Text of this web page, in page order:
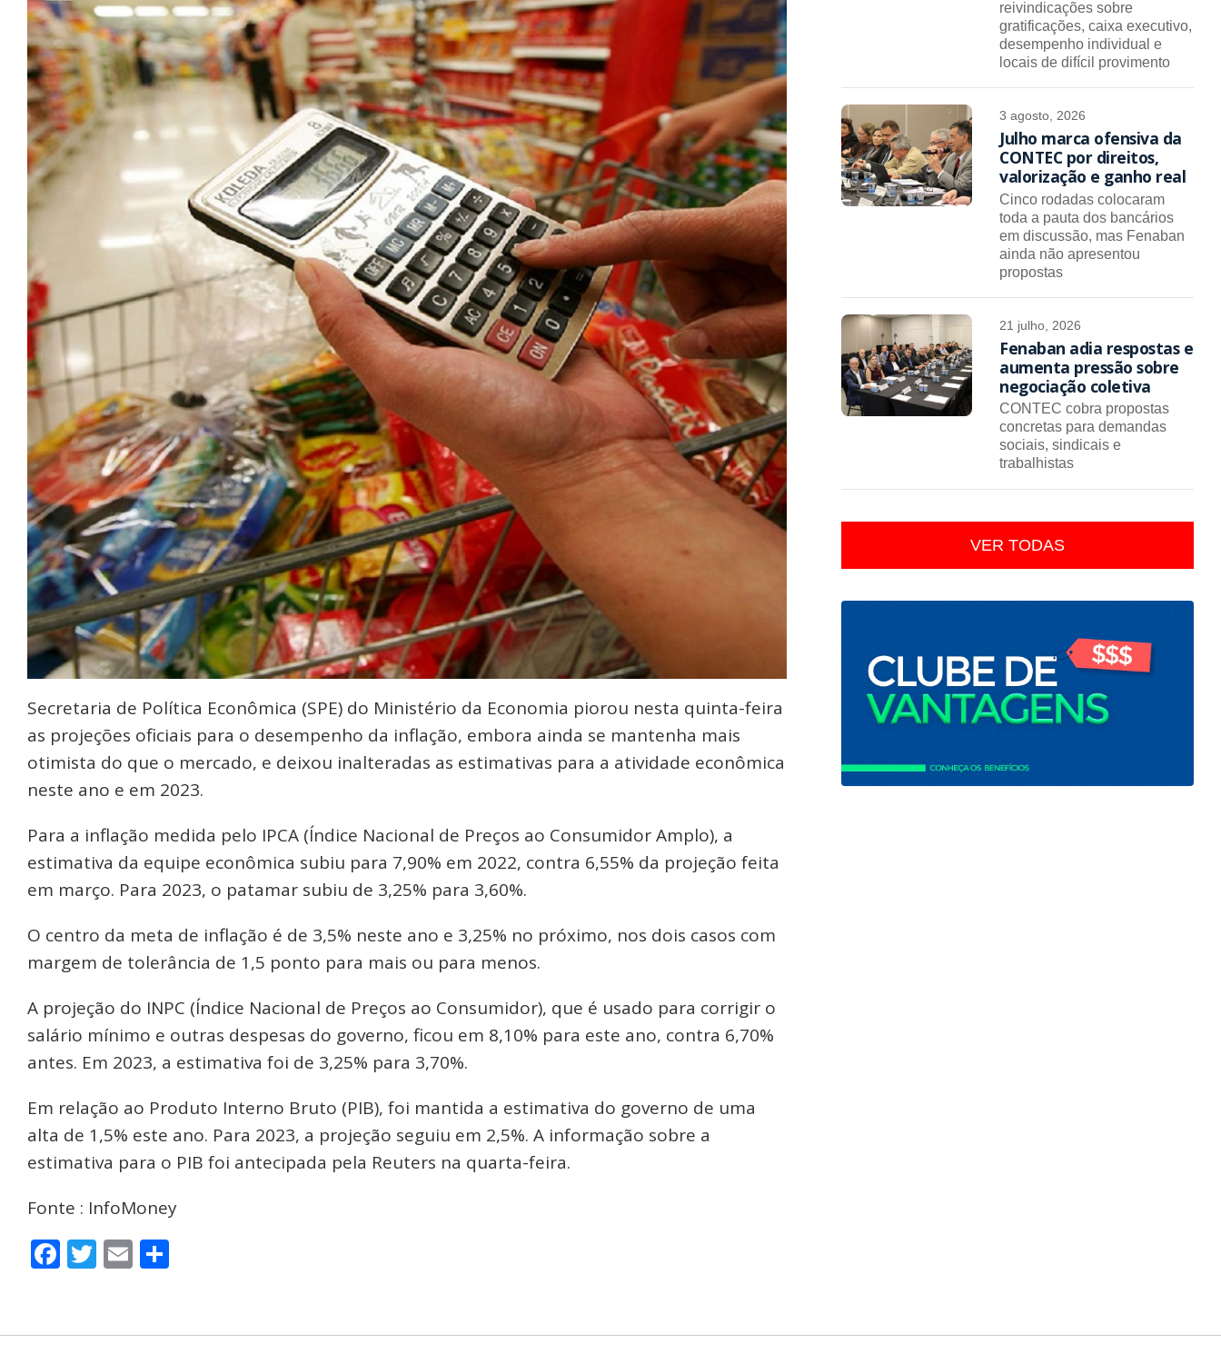
Secretaria de Política Econômica (SPE) do Ministério da Economia piorou nesta quinta-feira
as projeções oficiais para o desempenho da inflação, embora ainda se mantenha mais
otimista do que o mercado, e deixou inalteradas as estimativas para a atividade econômica
neste ano e em 2023.
Para a inflação medida pelo IPCA (Índice Nacional de Preços ao Consumidor Amplo), a
estimativa da equipe econômica subiu para 7,90% em 2022, contra 6,55% da projeção feita
em março. Para 2023, o patamar subiu de 3,25% para 3,60%.
O centro da meta de inflação é de 3,5% neste ano e 3,25% no próximo, nos dois casos com
margem de tolerância de 1,5 ponto para mais ou para menos.
A projeção do INPC (Índice Nacional de Preços ao Consumidor), que é usado para corrigir o
salário mínimo e outras despesas do governo, ficou em 8,10% para este ano, contra 6,70%
antes. Em 2023, a estimativa foi de 3,25% para 3,70%.
Em relação ao Produto Interno Bruto (PIB), foi mantida a estimativa do governo de uma
alta de 1,5% este ano. Para 2023, a projeção seguiu em 2,5%. A informação sobre a
estimativa para o PIB foi antecipada pela Reuters na quarta-feira.
Fonte : InfoMoney
Facebook
Twitter
Email
reivindicações sobre
gratificações, caixa executivo,
desempenho individual e
locais de difícil provimento
3 agosto, 2026
Julho marca ofensiva da
CONTEC por direitos,
valorização e ganho real
Cinco rodadas colocaram
toda a pauta dos bancários
em discussão, mas Fenaban
ainda não apresentou
propostas
21 julho, 2026
Fenaban adia respostas e
aumenta pressão sobre
negociação coletiva
CONTEC cobra propostas
concretas para demandas
sociais, sindicais e
trabalhistas
VER TODAS